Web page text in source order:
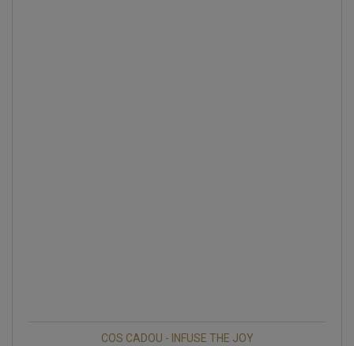
COS CADOU - INFUSE THE JOY